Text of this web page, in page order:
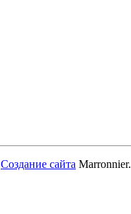
Создание сайта Marronnier.